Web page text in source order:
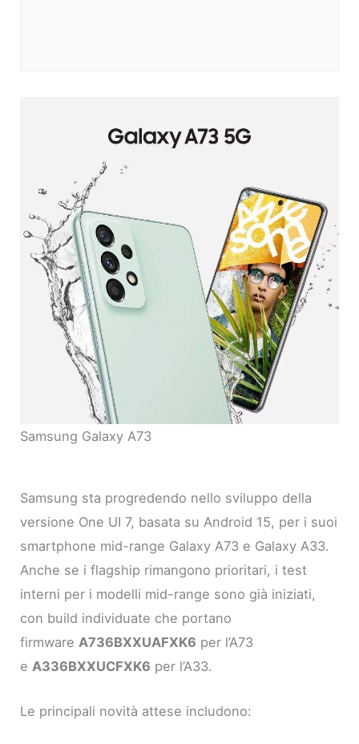
Samsung Galaxy A73
Samsung sta progredendo nello sviluppo della
versione One UI 7, basata su Android 15, per i suoi
smartphone mid-range Galaxy A73 e Galaxy A33.
Anche se i flagship rimangono prioritari, i test
interni per i modelli mid-range sono già iniziati,
con build individuate che portano
firmware A736BXXUAFXK6 per l’A73
e A336BXXUCFXK6 per l’A33.
Le principali novità attese includono: